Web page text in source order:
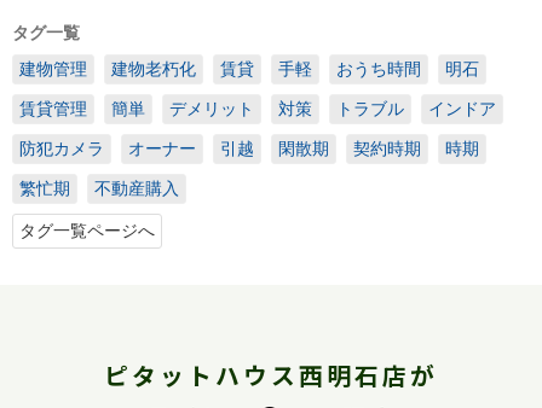
タグ一覧
建物管理
建物老朽化 賃貸 手軽 おうち時間 明石
賃貸管理 簡単 デメリット 対策 トラブル インドア
防犯カメラ オーナー 引越 閑散期 契約時期 時期
繁忙期 不動産購入
タグ一覧ページへ
ピタットハウス西明石店が